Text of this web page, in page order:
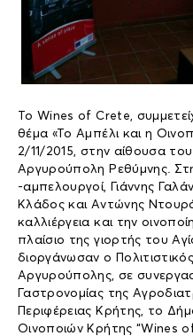
Το Wines of Crete,
θέμα «Το Αμπέλι και η
2/11/2015, στην αίθουσα
Αργυρούπολη Ρεθύμνης.
-αμπελουργοί, Γιάννης
Κλάδος και Αντώνης
καλλιέργεια και την
πλαίσιο της γιορτής του
διοργάνωσαν ο
Αργυρούπολης, σε
Γαστρονομίας της
Περιφέρειας Κρήτης, το
Οινοποιών Κρήτης “Wines